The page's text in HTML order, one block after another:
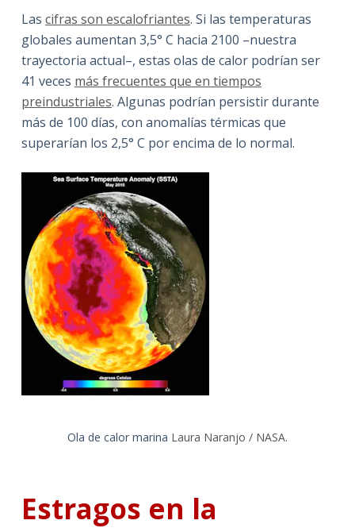
Las cifras son escalofriantes. Si las temperaturas
globales aumentan 3,5° C hacia 2100 –nuestra
trayectoria actual–, estas olas de calor podrían ser
41 veces más frecuentes que en tiempos
preindustriales. Algunas podrían persistir durante
más de 100 días, con anomalías térmicas que
superarían los 2,5° C por encima de lo normal.
Ola de calor marina Laura Naranjo / NASA.
Estragos en la